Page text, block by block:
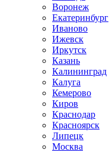
Воронеж
Екатеринбург
Иваново
Ижевск
Иркутск
Казань
Калининград
Калуга
Кемерово
Киров
Краснодар
Красноярск
Липецк
Москва